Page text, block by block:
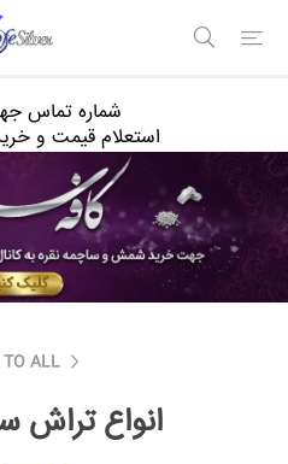
شماره تماس
استعلام قیمت و خرید
TO ALL
انواع تراش